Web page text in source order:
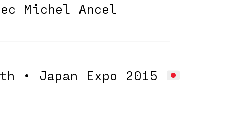
Michel Ancel
• Japan Expo 2015